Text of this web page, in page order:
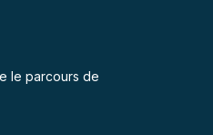
le parcours de